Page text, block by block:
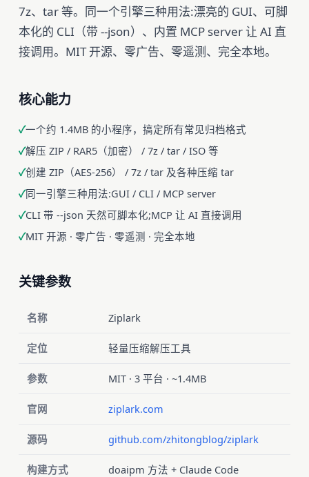
7z、tar 等。同一个引擎三种用法:漂亮的 GUI、可脚
本化的 CLI（带 --json）、内置 MCP server 让 AI 直
接调用。MIT 开源、零广告、零遥测、完全本地。
核心能力
一个约 1.4MB 的小程序，搞定所有常见归档格式
解压 ZIP / RAR5（加密） / 7z / tar / ISO 等
创建 ZIP（AES-256） / 7z / tar 及各种压缩 tar
同一引擎三种用法:GUI / CLI / MCP server
CLI 带 --json 天然可脚本化;MCP 让 AI 直接调用
MIT 开源 · 零广告 · 零遥测 · 完全本地
关键参数
名称 Ziplark
定位 轻量压缩解压工具
参数 MIT · 3 平台 · ~1.4MB
官网 ziplark.com
源码 github.com/zhitongblog/ziplark
构建方式 doaipm 方法 + Claude Code